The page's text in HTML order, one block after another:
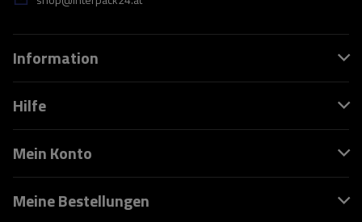
Information
Hilfe
Mein Konto
Meine Bestellungen